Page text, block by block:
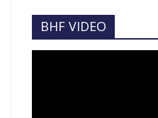
BHF VIDEO